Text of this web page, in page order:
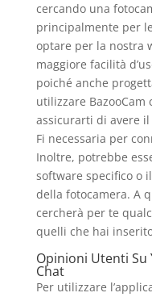
cercando una
principalmente per
optare per la nostra
maggiore facilità
poiché anche
utilizzare
assicurarti di avere il
Fi necessaria per
Inoltre, potrebbe
software specifico o
della fotocamera. A
cercherà per te
quelli che hai
Opinioni Utenti Su
Chat
Per utilizzare